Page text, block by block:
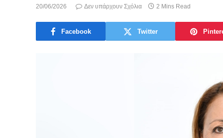
20/06/2026 Δεν υπάρχουν Σχόλια 2 Mins Read
Facebook Twitter